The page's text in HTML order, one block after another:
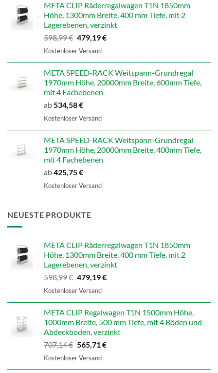
META CLIP Räderregalwagen T1N 1850mm
Höhe, 1300mm Breite, 400 mm Tiefe, mit 2
Lagerebenen, verzinkt
598,99€ Ursprünglicher
Preis
479,19€Aktueller
Kostenloser Versand
META SPEED-RACK Weitspann-Grundregal
1970mm Höhe, 20000mm Breite, 600mm Tiefe,
mit 4 Fachebenen
ab 534,58€
Kostenloser Versand
META SPEED-RACK Weitspann-Grundregal
1970mm Höhe, 20000mm Breite, 400mm Tiefe,
mit 4 Fachebenen
ab425,75€
Kostenloser Versand
NEUESTE PRODUKTE
META CLIP Räderregalwagen T1N 1850mm
Höhe, 1300mm Breite, 400 mm Tiefe, mit 2
Lagerebenen, verzinkt
598,99€ Ursprünglicher
Preis
479,19€Aktueller
Kostenloser Versand
META CLIP Regalwagen T1N 1500mm Höhe,
1000mm Breite, 500 mm Tiefe, mit 4 Böden und
Abdeckboden, verzinkt
707,14€ Ursprünglicher
Preis
565,71 €Aktueller
Kostenloser Versand